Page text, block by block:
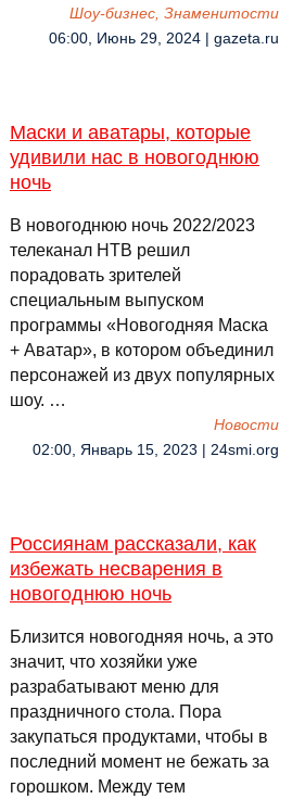
Шоу-бизнес, Знаменитости
06:00, Июнь 29, 2024 | gazeta.ru
Маски и аватары, которые
удивили нас в новогоднюю
ночь
В новогоднюю ночь 2022/2023
телеканал НТВ решил
порадовать зрителей
специальным выпуском
программы «Новогодняя Маска
+ Аватар», в котором объединил
персонажей из двух популярных
шоу. …
Новости
02:00, Январь 15, 2023 | 24smi.org
Россиянам рассказали, как
избежать несварения в
новогоднюю ночь
Близится новогодняя ночь, а это
значит, что хозяйки уже
разрабатывают меню для
праздничного стола. Пора
закупаться продуктами, чтобы в
последний момент не бежать за
горошком. Между тем